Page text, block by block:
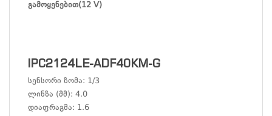
გამოყენებით(12 V)
IPC2124LE-ADF40KM-G
სენსორი ზომა: 1/3
ლინზა (მმ): 4.0
დიაფრაგმა: 1.6